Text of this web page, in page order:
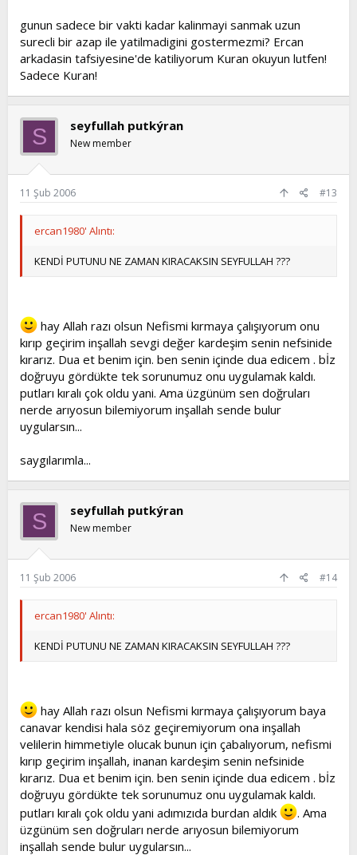
gunun sadece bir vakti kadar kalinmayi sanmak uzun
surecli bir azap ile yatilmadigini gostermezmi? Ercan
arkadasin tafsiyesine'de katiliyorum Kuran okuyun lutfen!
Sadece Kuran!
S seyfullah putkýran
New member
11 Şub 2006 #13
ercan1980' Alıntı:
KENDİ PUTUNU NE ZAMAN KIRACAKSIN SEYFULLAH ???
hay Allah razı olsun Nefismi kırmaya çalışıyorum onu
kırıp geçirim inşallah sevgi değer kardeşim senin nefsinide
kırarız. Dua et benim için. ben senin içinde dua edicem . bİz
doğruyu gördükte tek sorunumuz onu uygulamak kaldı.
putları kıralı çok oldu yani. Ama üzgünüm sen doğruları
nerde arıyosun bilemiyorum inşallah sende bulur
uygularsın...
saygılarımla...
S seyfullah putkýran
New member
11 Şub 2006 #14
ercan1980' Alıntı:
KENDİ PUTUNU NE ZAMAN KIRACAKSIN SEYFULLAH ???
hay Allah razı olsun Nefismi kırmaya çalışıyorum baya
canavar kendisi hala söz geçiremiyorum ona inşallah
velilerin himmetiyle olucak bunun için çabalıyorum, nefismi
kırıp geçirim inşallah, inanan kardeşim senin nefsinide
kırarız. Dua et benim için. ben senin içinde dua edicem . bİz
doğruyu gördükte tek sorunumuz onu uygulamak kaldı.
putları kıralı çok oldu yani adımızıda burdan aldık
. Ama
üzgünüm sen doğruları nerde arıyosun bilemiyorum
inşallah sende bulur uygularsın...